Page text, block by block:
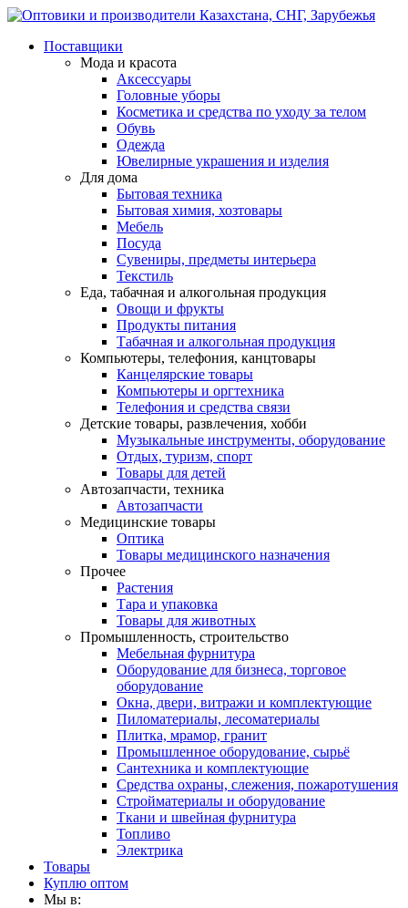
Поставщики
Мода и красота
Аксессуары
Головные уборы
Косметика и средства по уходу за телом
Обувь
Одежда
Ювелирные украшения и изделия
Для дома
Бытовая техника
Бытовая химия, хозтовары
Мебель
Посуда
Сувениры, предметы интерьера
Текстиль
Еда, табачная и алкогольная продукция
Овощи и фрукты
Продукты питания
Табачная и алкогольная продукция
Компьютеры, телефония, канцтовары
Канцелярские товары
Компьютеры и оргтехника
Телефония и средства связи
Детские товары, развлечения, хобби
Музыкальные инструменты, оборудование
Отдых, туризм, спорт
Товары для детей
Автозапчасти, техника
Автозапчасти
Медицинские товары
Оптика
Товары медицинского назначения
Прочее
Растения
Тара и упаковка
Товары для животных
Промышленность, строительство
Мебельная фурнитура
Оборудование для бизнеса, торговое
оборудование
Окна, двери, витражи и комплектующие
Пиломатериалы, лесоматериалы
Плитка, мрамор, гранит
Промышленное оборудование, сырьё
Сантехника и комплектующие
Средства охраны, слежения, пожаротушения
Стройматериалы и оборудование
Ткани и швейная фурнитура
Топливо
Электрика
Товары
Куплю оптом
Мы в: